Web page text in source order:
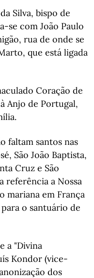
Silva, bispo de
se com João Paulo
rua de onde se
que está ligada
Coração de
Anjo de Portugal,
faltam santos nas
São João Baptista,
Cruz e São
referência a Nossa
mariana em França
o santuário de
a "Divina
Kondor (vice-
dos